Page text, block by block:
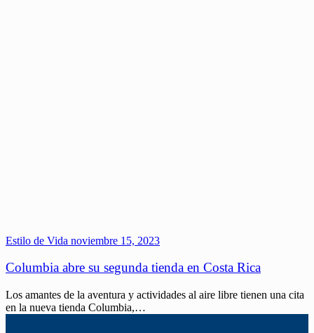
Estilo de Vida noviembre 15, 2023
Columbia abre su segunda tienda en Costa Rica
Los amantes de la aventura y actividades al aire libre tienen una cita
en la nueva tienda Columbia,…